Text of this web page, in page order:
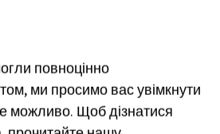
Міністерство сім'ї, праці та
(див.BayernPortal )
повноцінно
ми просимо вас увімкнути
можливо. Щоб дізнатися